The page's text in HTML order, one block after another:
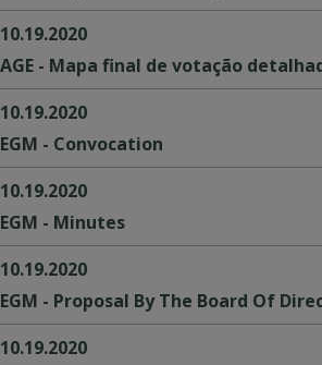
10.19.2020
AGE - Mapa final de votação
10.19.2020
EGM - Convocation
10.19.2020
EGM - Minutes
10.19.2020
EGM - Proposal By The Board Of
10.19.2020